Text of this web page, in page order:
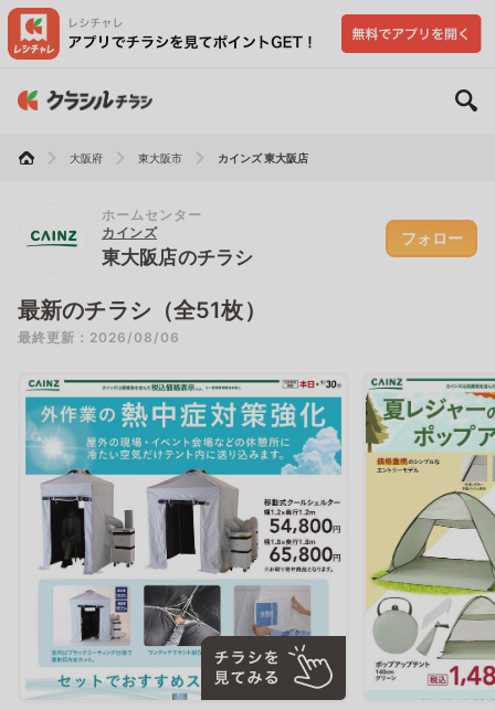
大阪府 東大阪市 カインズ 東大阪店
ホームセンター
カインズ
東大阪店のチラシ
フォロー
最新のチラシ（全51枚）
最終更新：2026/08/06